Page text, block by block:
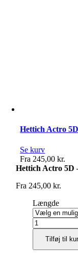
Hettich Actro
Se kurv
Fra 245,00kr.
Hettich Actro 5D
Fra 245,00kr.
Længde
Hettich
Actro
-
Tilføj til